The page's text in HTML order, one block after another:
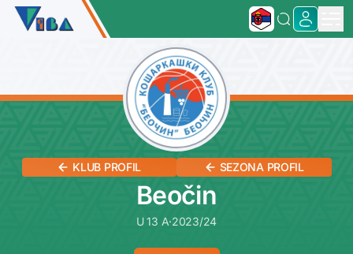
KLUB PROFIL SEZONA PROFIL
Beočin
U 13 A·2023/24